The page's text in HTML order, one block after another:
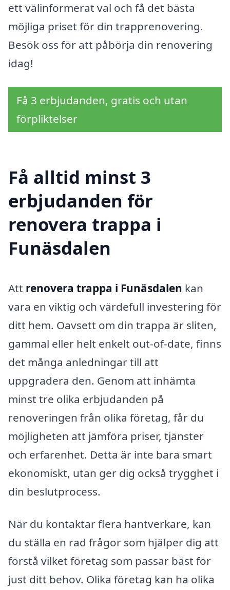
ett välinformerat val och få det bästa
möjliga priset för din trapprenovering.
Besök oss för att påbörja din renovering
idag!
Få 3 erbjudanden, gratis och utan
förpliktelser
Få alltid minst 3
erbjudanden för
renovera trappa i
Funäsdalen
Att renovera trappa i Funäsdalen kan
vara en viktig och värdefull investering för
ditt hem. Oavsett om din trappa är sliten,
gammal eller helt enkelt out-of-date, finns
det många anledningar till att
uppgradera den. Genom att inhämta
minst tre olika erbjudanden på
renoveringen från olika företag, får du
möjligheten att jämföra priser, tjänster
och erfarenhet. Detta är inte bara smart
ekonomiskt, utan ger dig också trygghet i
din beslutprocess.
När du kontaktar flera hantverkare, kan
du ställa en rad frågor som hjälper dig att
förstå vilket företag som passar bäst för
just ditt behov. Olika företag kan ha olika